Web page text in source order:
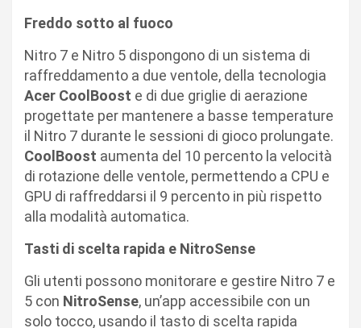
Freddo sotto al fuoco
Nitro 7 e Nitro 5 dispongono di un sistema di
raffreddamento a due ventole, della tecnologia
Acer CoolBoost e di due griglie di aerazione
progettate per mantenere a basse temperature
il Nitro 7 durante le sessioni di gioco prolungate.
CoolBoost aumenta del 10 percento la velocità
di rotazione delle ventole, permettendo a CPU e
GPU di raffreddarsi il 9 percento in più rispetto
alla modalità automatica.
Tasti di scelta rapida e NitroSense
Gli utenti possono monitorare e gestire Nitro 7 e
5 con NitroSense, un’app accessibile con un
solo tocco, usando il tasto di scelta rapida